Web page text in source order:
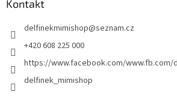
Kontakt
delfinekmimishop@seznam.cz
+420 608 225 000
https://www.facebook.com/www.fb.com/
delfinek_mimishop